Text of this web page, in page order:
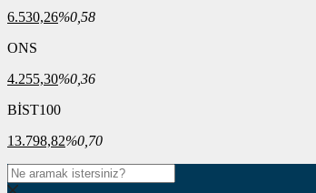
6.530,26%0,58
ONS
4.255,30%0,36
BİST100
13.798,82%0,70